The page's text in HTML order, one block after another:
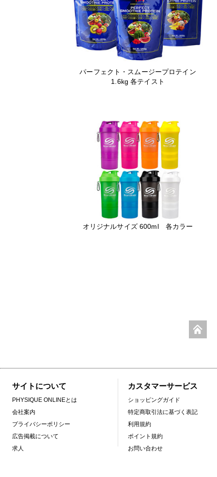
パーフェクト・スムージープロテイン
1.6kg 各テイスト
オリジナルサイズ 600ml 各カラー
サイトについて
PHYSIQUE ONLINEとは
会社案内
プライバシーポリシー
広告掲載について
求人
カスタマーサービス
ショッピングガイド
特定商取引法に基づく表記
利用規約
ポイント規約
お問い合わせ